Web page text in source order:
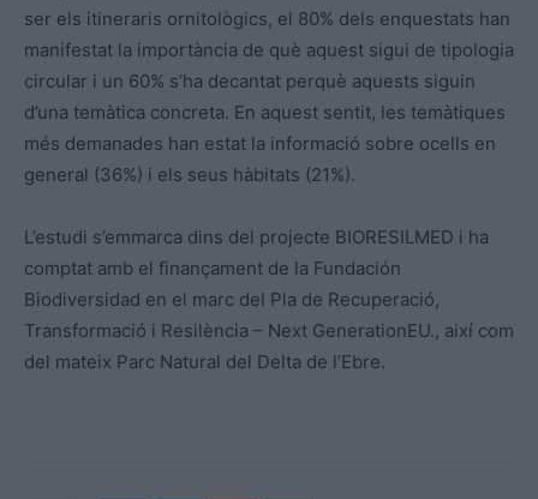
ser els itineraris ornitològics, el 80% dels enquestats han
manifestat la importància de què aquest sigui de tipologia
circular i un 60% s’ha decantat perquè aquests siguin
d’una temàtica concreta. En aquest sentit, les temàtiques
més demanades han estat la informació sobre ocells en
general (36%) i els seus hàbitats (21%).
L’estudi s’emmarca dins del projecte BIORESILMED i ha
comptat amb el finançament de la Fundación
Biodiversidad en el marc del Pla de Recuperació,
Transformació i Resilència – Next GenerationEU., així com
del mateix Parc Natural del Delta de l’Ebre.